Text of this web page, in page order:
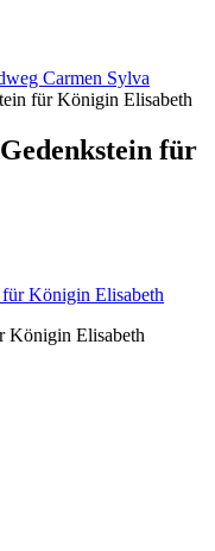
Carmen Sylva
für Königin Elisabeth
für
Königin Elisabeth